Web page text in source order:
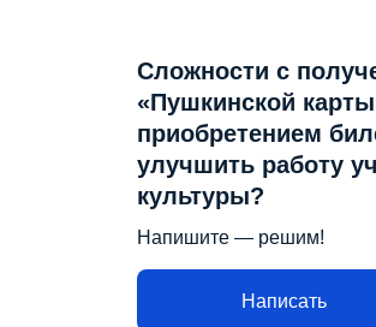
Сложности с
«Пушкинской
приобретением
улучшить работу
культуры?
Напишите — решим!
Написать